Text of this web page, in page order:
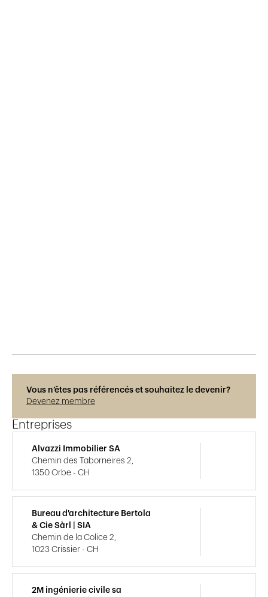
Vous n’êtes pas référencés et souhaitez le devenir?
Devenez membre
Entreprises
Alvazzi Immobilier SA
Chemin des Taborneires 2,
1350 Orbe - CH
Bureau d'architecture Bertola
& Cie Sàrl | SIA
Chemin de la Colice 2,
1023 Crissier - CH
2M ingénierie civile sa